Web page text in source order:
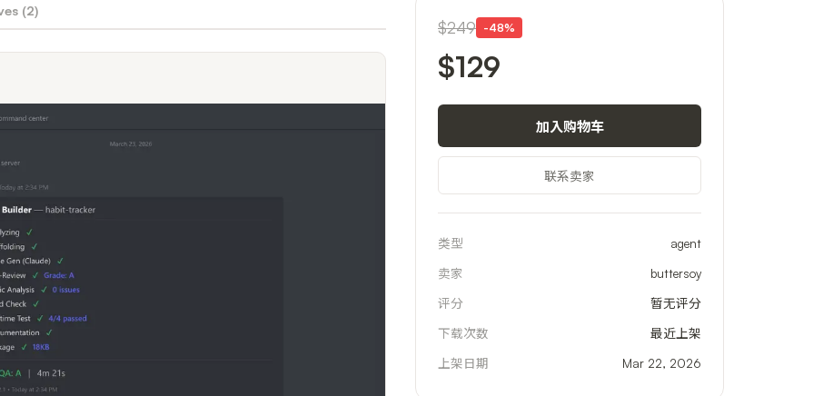
(2)
$249 -48%
$129
加入购物车
联系卖家
类型
agent
卖家
buttersoy
评分
暂无评分
下载次数
最近上架
上架日期
Mar 22, 2026